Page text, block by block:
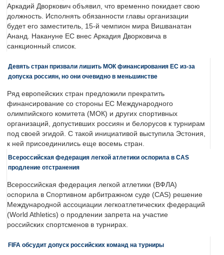
Аркадий Дворкович объявил, что временно покидает свою
должность. Исполнять обязанности главы организации
будет его заместитель, 15-й чемпион мира Вишванатан
Ананд. Накануне ЕС внес Аркадия Дворковича в
санкционный список.
Девять стран призвали лишить МОК финансирования ЕС из-за
допуска россиян, но они очевидно в меньшинстве
Ряд европейских стран предложили прекратить
финансирование со стороны ЕС Международного
олимпийского комитета (МОК) и других спортивных
организаций, допустивших россиян и белорусов к турнирам
под своей эгидой. С такой инициативой выступила Эстония,
к ней присоединились еще восемь стран.
Всероссийская федерация легкой атлетики оспорила в CAS
продление отстранения
Всероссийская федерация легкой атлетики (ВФЛА)
оспорила в Спортивном арбитражном суде (CAS) решение
Международной ассоциации легкоатлетических федераций
(World Athletics) о продлении запрета на участие
российских спортсменов в турнирах.
FIFA обсудит допуск российских команд на турниры